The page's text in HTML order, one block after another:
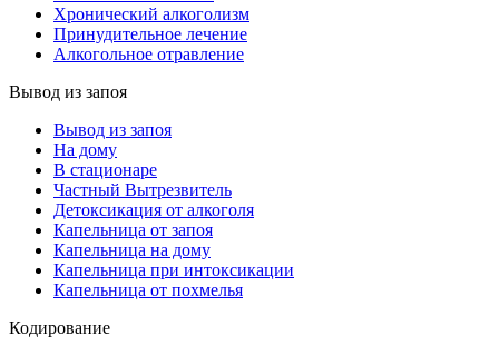
Хронический алкоголизм
Принудительное лечение
Алкогольное отравление
Вывод из запоя
Вывод из запоя
На дому
В стационаре
Частный Вытрезвитель
Детоксикация от алкоголя
Капельница от запоя
Капельница на дому
Капельница при интоксикации
Капельница от похмелья
Кодирование